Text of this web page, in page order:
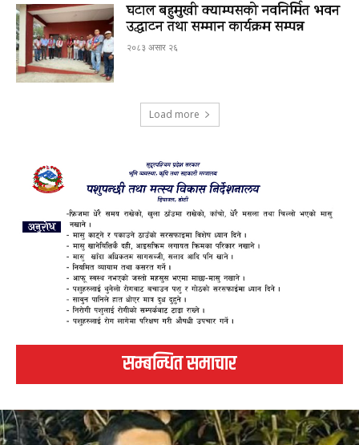
घटाल बहुमुखी क्याम्पसको नवनिर्मित भवन
उद्घाटन तथा सम्मान कार्यक्रम सम्पन्न
२०८३ असार २६
Load more
सम्बन्धित समाचार